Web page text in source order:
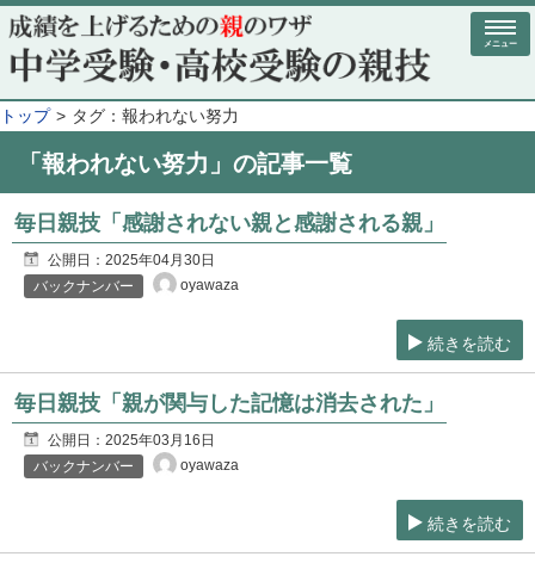
メニュー
トップ タグ：報われない努力
「報われない努力」の記事一覧
毎日親技「感謝されない親と感謝される親」
公開日： 2025年04月30日
バックナンバー
oyawaza
続きを読む
毎日親技「親が関与した記憶は消去された」
公開日： 2025年03月16日
バックナンバー
oyawaza
続きを読む